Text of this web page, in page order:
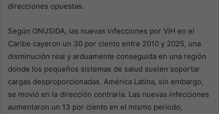
direcciones opuestas.
Según ONUSIDA, las nuevas infecciones por VIH en el
Caribe cayeron un 30 por ciento entre 2010 y 2025, una
disminución real y arduamente conseguida en una región
donde los pequeños sistemas de salud suelen soportar
cargas desproporcionadas. América Latina, sin embargo,
se movió en la dirección contraria. Las nuevas infecciones
aumentaron un 13 por ciento en el mismo periodo,